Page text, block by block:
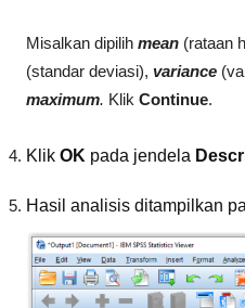
Misalkan dipilih mean (rataan
(standar deviasi), variance
maximum. Klik Continue.
Klik OK pada jendela
Hasil analisis ditampilkan